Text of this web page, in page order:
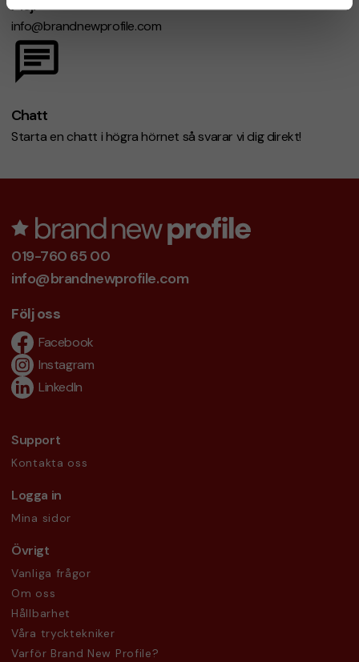
Mejl
info@brandnewprofile.com
Chatt
Starta en chatt i högra hörnet så svarar vi dig direkt!
019-760 65 00
info@brandnewprofile.com
Följ oss
Facebook
Instagram
LinkedIn
Support
Kontakta oss
Logga in
Mina sidor
Övrigt
Vanliga frågor
Om oss
Hållbarhet
Våra trycktekniker
Varför Brand New Profile?